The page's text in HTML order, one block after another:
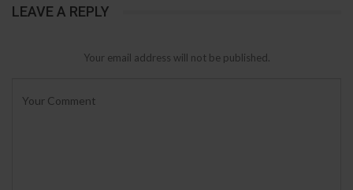
LEAVE A REPLY
Your email address will not be published.